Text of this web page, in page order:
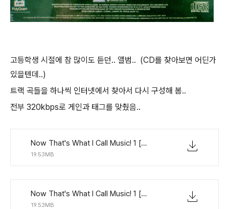
고등학생 시절에 참 많이도 듣던.. 앨범.. (CD를 찾아보면 어딘가
있을텐데..)
트랙 곡들을 하나씩 인터넷에서 찾아서 다시 구성해 봄..
전부 320kbps로 게인과 태그를 맞췄음..
Now That's What I Call Music! 1 [1995].7z.001
19.53MB
Now That's What I Call Music! 1 [1995].7z.002
19.53MB